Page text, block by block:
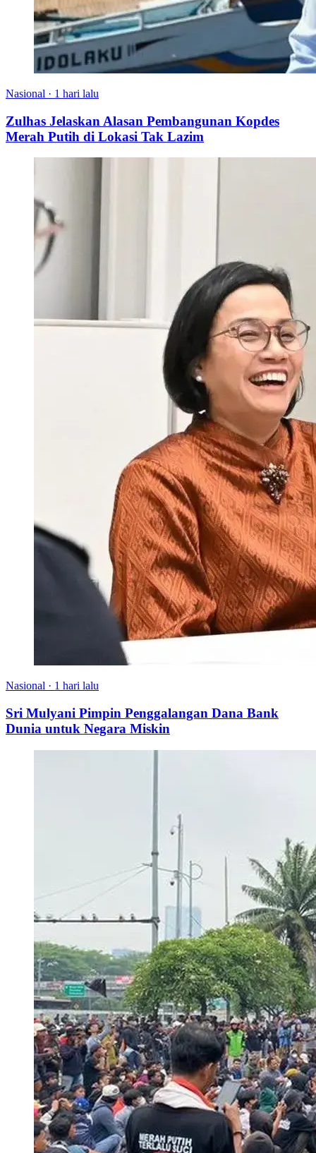
Nasional · 1 hari lalu
Zulhas Jelaskan Alasan Pembangunan Kopdes
Merah Putih di Lokasi Tak Lazim
Nasional · 1 hari lalu
Sri Mulyani Pimpin Penggalangan Dana Bank
Dunia untuk Negara Miskin